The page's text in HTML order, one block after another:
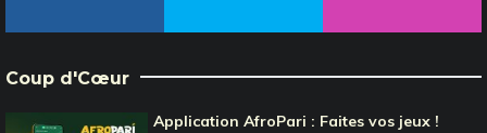
Coup d'Cœur
Application AfroPari : Faites vos jeux !